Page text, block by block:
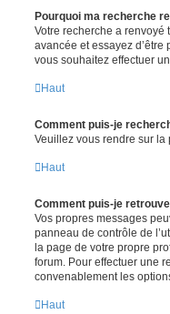
Pourquoi ma recherche
Votre recherche a renvoyé
avancée et essayez
vous souhaitez effectuer
Haut
Comment puis-je
Veuillez vous rendre sur
Haut
Comment puis-je
Vos propres messages
panneau de contrôle de
la page de votre propre
forum. Pour effectuer une
convenablement les
Haut